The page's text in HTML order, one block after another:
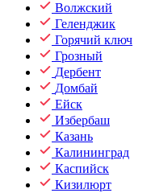
Волжский
Геленджик
Горячий ключ
Грозный
Дербент
Домбай
Ейск
Избербаш
Казань
Калининград
Каспийск
Кизилюрт